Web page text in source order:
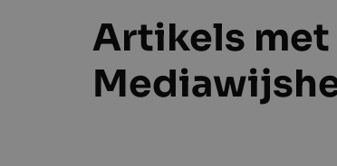
Artikels